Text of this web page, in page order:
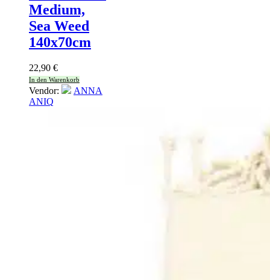
Medium,
Sea Weed
140x70cm
22,90 €
In den Warenkorb
Vendor:
ANNA
ANIQ